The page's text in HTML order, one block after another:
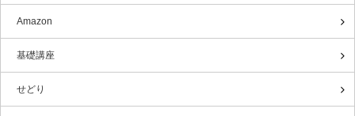
Amazon
基礎講座
せどり